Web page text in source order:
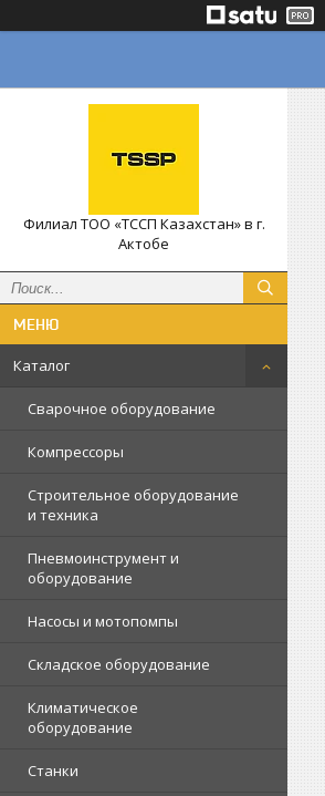
Филиал ТОО «ТССП Казахстан» в г.
Актобе
Каталог
Сварочное оборудование
Компрессоры
Строительное оборудование
и техника
Пневмоинструмент и
оборудование
Насосы и мотопомпы
Складское оборудование
Климатическое
оборудование
Станки